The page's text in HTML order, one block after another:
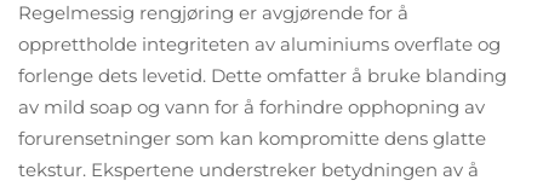
Regelmessig rengjøring er avgjørende for å
opprettholde integriteten av aluminiums overflate og
forlenge dets levetid. Dette omfatter å bruke blanding
av mild soap og vann for å forhindre opphopning av
forurensetninger som kan kompromitte dens glatte
tekstur. Ekspertene understreker betydningen av å